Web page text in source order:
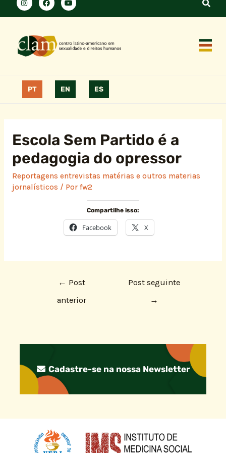
PT EN ES
Escola Sem Partido é a
pedagogia do opressor
Reportagens entrevistas matérias e outros materias
jornalísticos / Por fw2
Compartilhe isso:
Facebook X
← Post
anterior
Post seguinte
→
Cadastre-se na nossa Newsletter